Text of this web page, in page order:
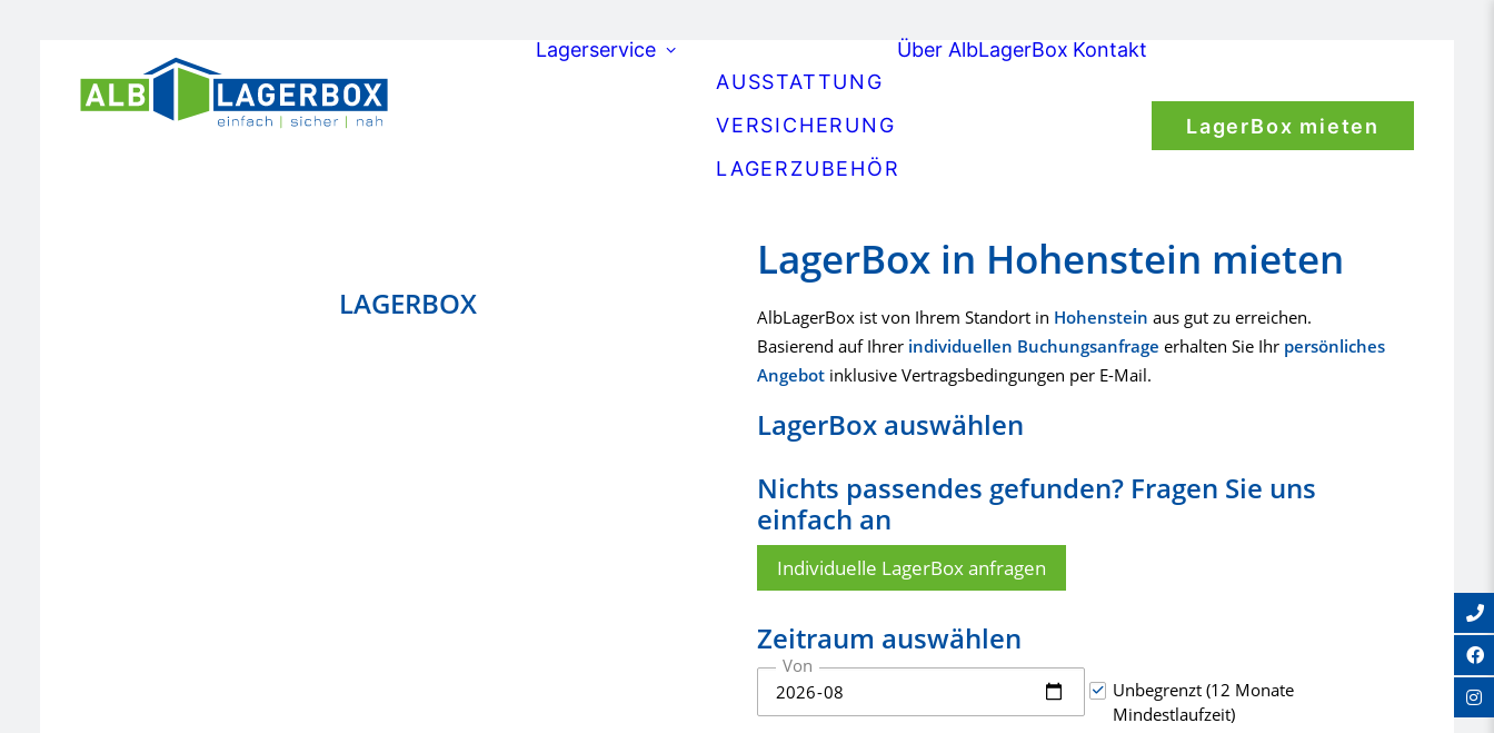
Lagerservice
AUSSTATTUNG
VERSICHERUNG
LAGERZUBEHÖR
Über AlbLagerBox Kontakt
LagerBox mieten
LAGERBOX
LagerBox in Hohenstein mieten
AlbLagerBox ist von Ihrem Standort in Hohenstein aus gut zu erreichen.
Basierend auf Ihrer individuellen Buchungsanfrage erhalten Sie Ihr persönliches
Angebot inklusive Vertragsbedingungen per E-Mail.
LagerBox auswählen
Nichts passendes gefunden? Fragen Sie uns
einfach an
Individuelle LagerBox anfragen
Zeitraum auswählen
Von
Unbegrenzt (12 Monate
Mindestlaufzeit)